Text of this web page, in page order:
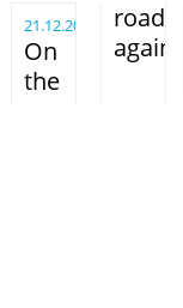
21.12.2017
On
the
road
again!